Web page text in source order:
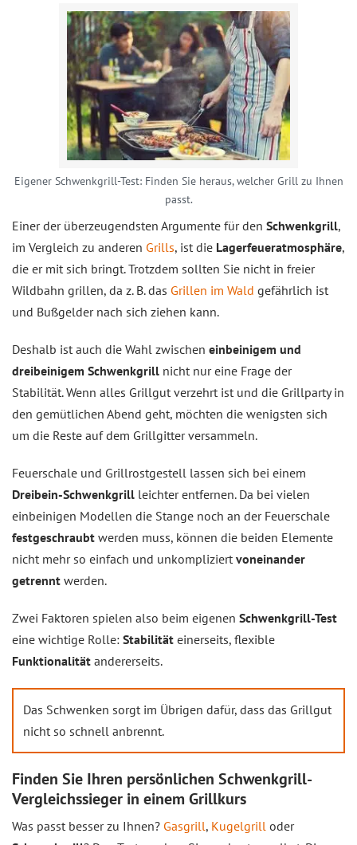
Eigener Schwenkgrill-Test: Finden Sie heraus, welcher Grill zu Ihnen
passt.
Einer der überzeugendsten Argumente für den Schwenkgrill,
im Vergleich zu anderen Grills, ist die Lagerfeueratmosphäre,
die er mit sich bringt. Trotzdem sollten Sie nicht in freier
Wildbahn grillen, da z. B. das Grillen im Wald gefährlich ist
und Bußgelder nach sich ziehen kann.
Deshalb ist auch die Wahl zwischen einbeinigem und
dreibeinigem Schwenkgrill nicht nur eine Frage der
Stabilität. Wenn alles Grillgut verzehrt ist und die Grillparty in
den gemütlichen Abend geht, möchten die wenigsten sich
um die Reste auf dem Grillgitter versammeln.
Feuerschale und Grillrostgestell lassen sich bei einem
Dreibein-Schwenkgrill leichter entfernen. Da bei vielen
einbeinigen Modellen die Stange noch an der Feuerschale
festgeschraubt werden muss, können die beiden Elemente
nicht mehr so einfach und unkompliziert voneinander
getrennt werden.
Zwei Faktoren spielen also beim eigenen Schwenkgrill-Test
eine wichtige Rolle: Stabilität einerseits, flexible
Funktionalität andererseits.
Das Schwenken sorgt im Übrigen dafür, dass das Grillgut
nicht so schnell anbrennt.
Finden Sie Ihren persönlichen Schwenkgrill-
Vergleichssieger in einem Grillkurs
Was passt besser zu Ihnen? Gasgrill, Kugelgrill oder